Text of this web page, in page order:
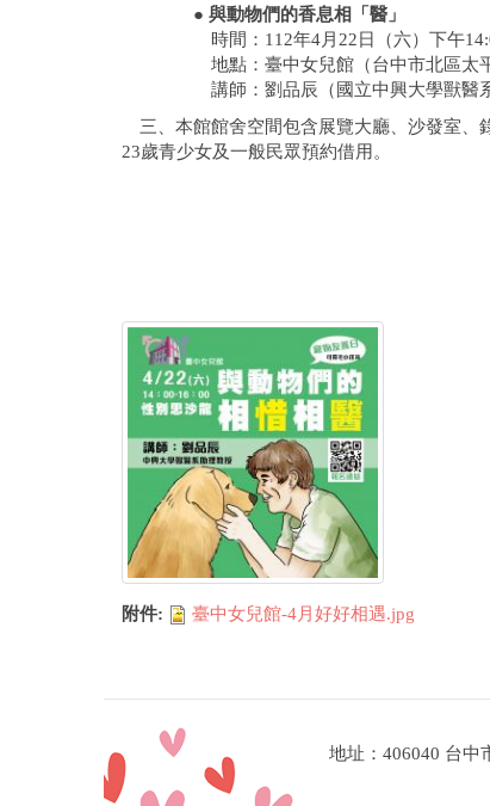
● 與動物們的香息相「醫」
時間：112年4月22日（六）下午
地點：臺中女兒館（台中市北區太平
講師：劉品辰（國立中興大學獸醫系
三、本館館舍空間包含展覽大廳、沙發室、
23歲青少女及一般民眾預約借用。
附件: 臺中女兒館-4月好好相遇.jpg
地址：406040 台中